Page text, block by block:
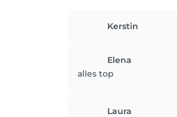
Kerstin
Elena
alles top
Laura